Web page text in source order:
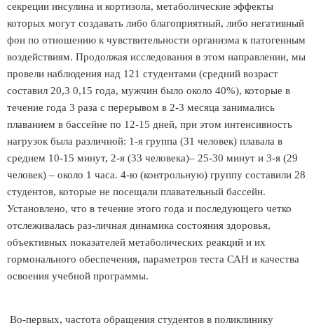
секреции инсулина и кортизола, метаболические эффекты
которых могут создавать либо благоприятный, либо негативный
фон по отношению к чувствительности организма к патогенным
воздействиям. Продолжая исследования в этом направлении, мы
провели наблюдения над 121 студентами (средний возраст
составил 20,3 0,15 года, мужчин было около 40%), которые в
течение года 3 раза с перерывом в 2-3 месяца занимались
плаванием в бассейне по 12-15 дней, при этом интенсивность
нагрузок была различной: 1-я группа (31 человек) плавала в
среднем 10-15 минут, 2-я (33 человека)– 25-30 минут и 3-я (29
человек) – около 1 часа. 4-ю (контрольную) группу составили 28
студентов, которые не посещали плавательный бассейн.
Установлено, что в течение этого года и последующего четко
отслеживалась раз-личная динамика состояния здоровья,
объективных показателей метаболических реакций и их
гормонального обеспечения, параметров теста САН и качества
освоения учебной программы.
Во-первых, частота обращения студентов в поликлинику